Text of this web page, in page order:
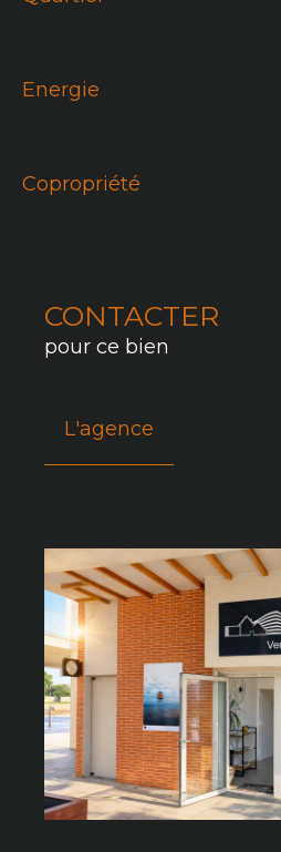
Energie
Copropriété
CONTACTER
pour ce bien
L'agence